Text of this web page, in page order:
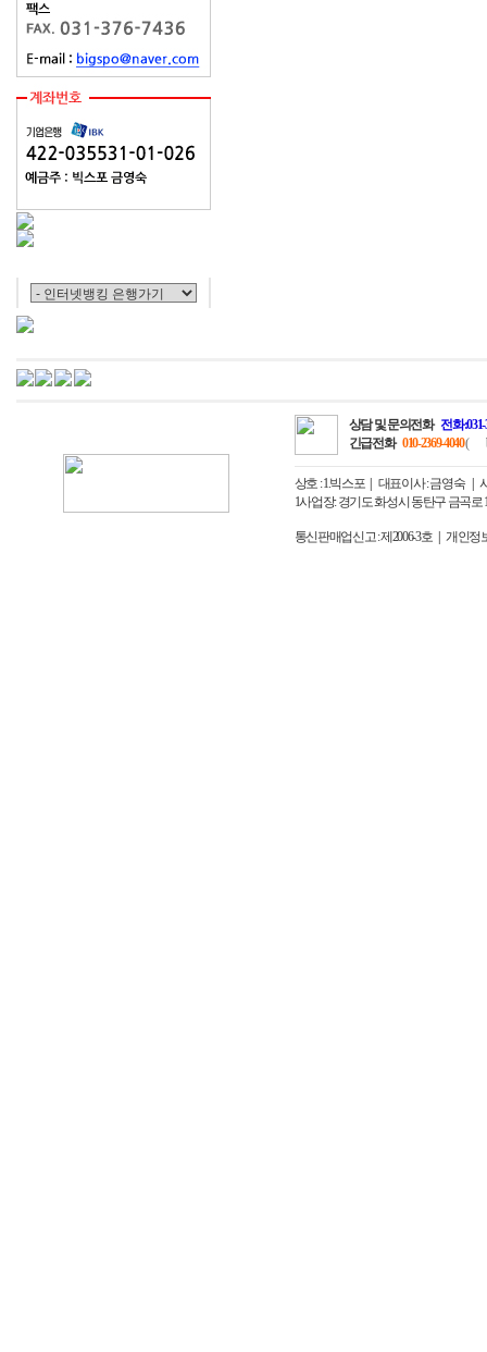
상담 및 문의전화 전화
긴급전화010-2369-4040(
상호 : 1.빅스포 대표이사 : 금영숙
1사업장: 경기도 화성시 동탄구 금곡로
통신판매업신고 : 제2006-3호 개인정